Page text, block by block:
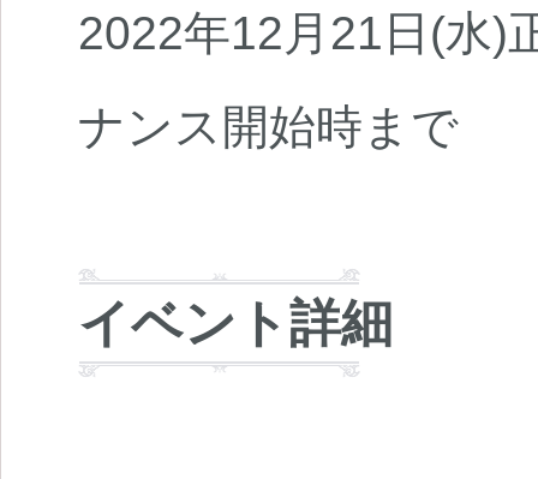
2022年12月21日(水)
ナンス開始時まで
イベント詳細